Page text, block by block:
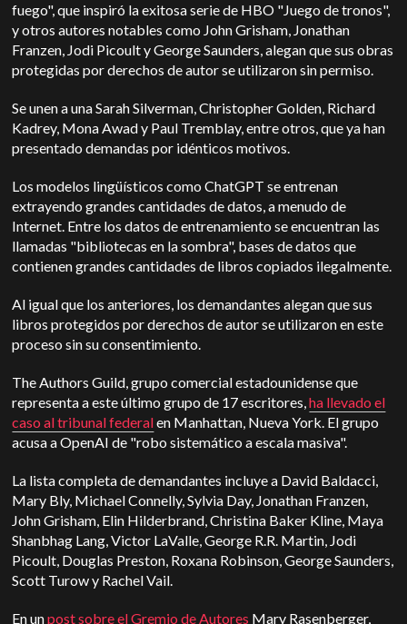
fuego", que inspiró la exitosa serie de HBO "Juego de tronos",
y otros autores notables como John Grisham, Jonathan
Franzen, Jodi Picoult y George Saunders, alegan que sus obras
protegidas por derechos de autor se utilizaron sin permiso.
Se unen a una Sarah Silverman, Christopher Golden, Richard
Kadrey, Mona Awad y Paul Tremblay, entre otros, que ya han
presentado demandas por idénticos motivos.
Los modelos lingüísticos como ChatGPT se entrenan
extrayendo grandes cantidades de datos, a menudo de
Internet. Entre los datos de entrenamiento se encuentran las
llamadas "bibliotecas en la sombra", bases de datos que
contienen grandes cantidades de libros copiados ilegalmente.
Al igual que los anteriores, los demandantes alegan que sus
libros protegidos por derechos de autor se utilizaron en este
proceso sin su consentimiento.
The Authors Guild, grupo comercial estadounidense que
representa a este último grupo de 17 escritores,ha llevado el
caso al tribunal federalen Manhattan, Nueva York. El grupo
acusa a OpenAI de "robo sistemático a escala masiva".
La lista completa de demandantes incluye a David Baldacci,
Mary Bly, Michael Connelly, Sylvia Day, Jonathan Franzen,
John Grisham, Elin Hilderbrand, Christina Baker Kline, Maya
Shanbhag Lang, Victor LaValle, George R.R. Martin, Jodi
Picoult, Douglas Preston, Roxana Robinson, George Saunders,
Scott Turow y Rachel Vail.
En unpost sobre el Gremio de Autores Mary Rasenberger,